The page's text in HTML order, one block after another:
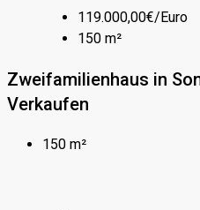
119.000,00€/Euro
150 m²
Zweifamilienhaus in
Verkaufen
150 m²